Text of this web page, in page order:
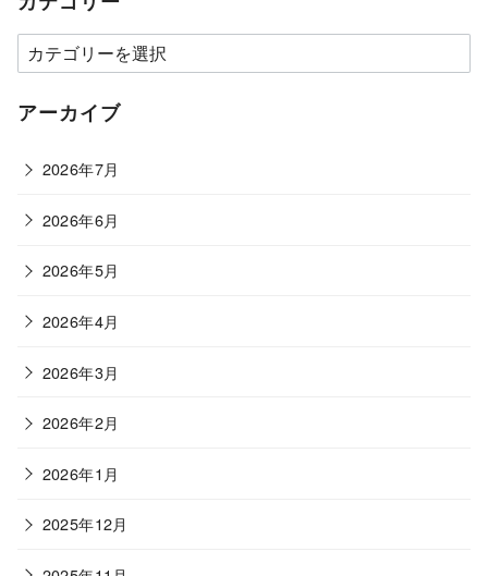
カ
テ
ゴ
ー
アーカイブ
2026年7月
2026年6月
2026年5月
2026年4月
2026年3月
2026年2月
2026年1月
2025年12月